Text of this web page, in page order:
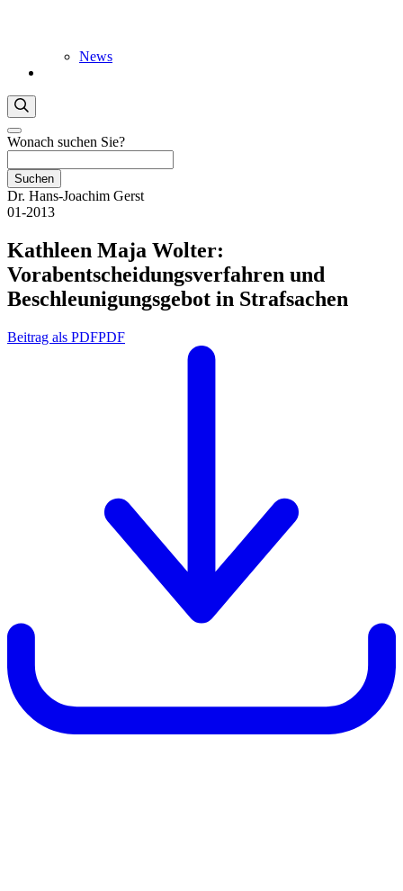
News
Wonach suchen Sie?
Suchen
Dr. Hans-Joachim Gerst
01-2013
Kathleen Maja Wolter:
Vorabentscheidungsverfahren und
Beschleunigungsgebot in Strafsachen
Beitrag als PDFPDF